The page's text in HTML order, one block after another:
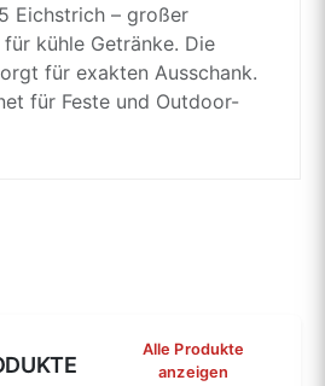
Eichstrich – großer
kühle Getränke. Die
für exakten Ausschank.
für Feste und Outdoor-
Alle Produkte
anzeigen